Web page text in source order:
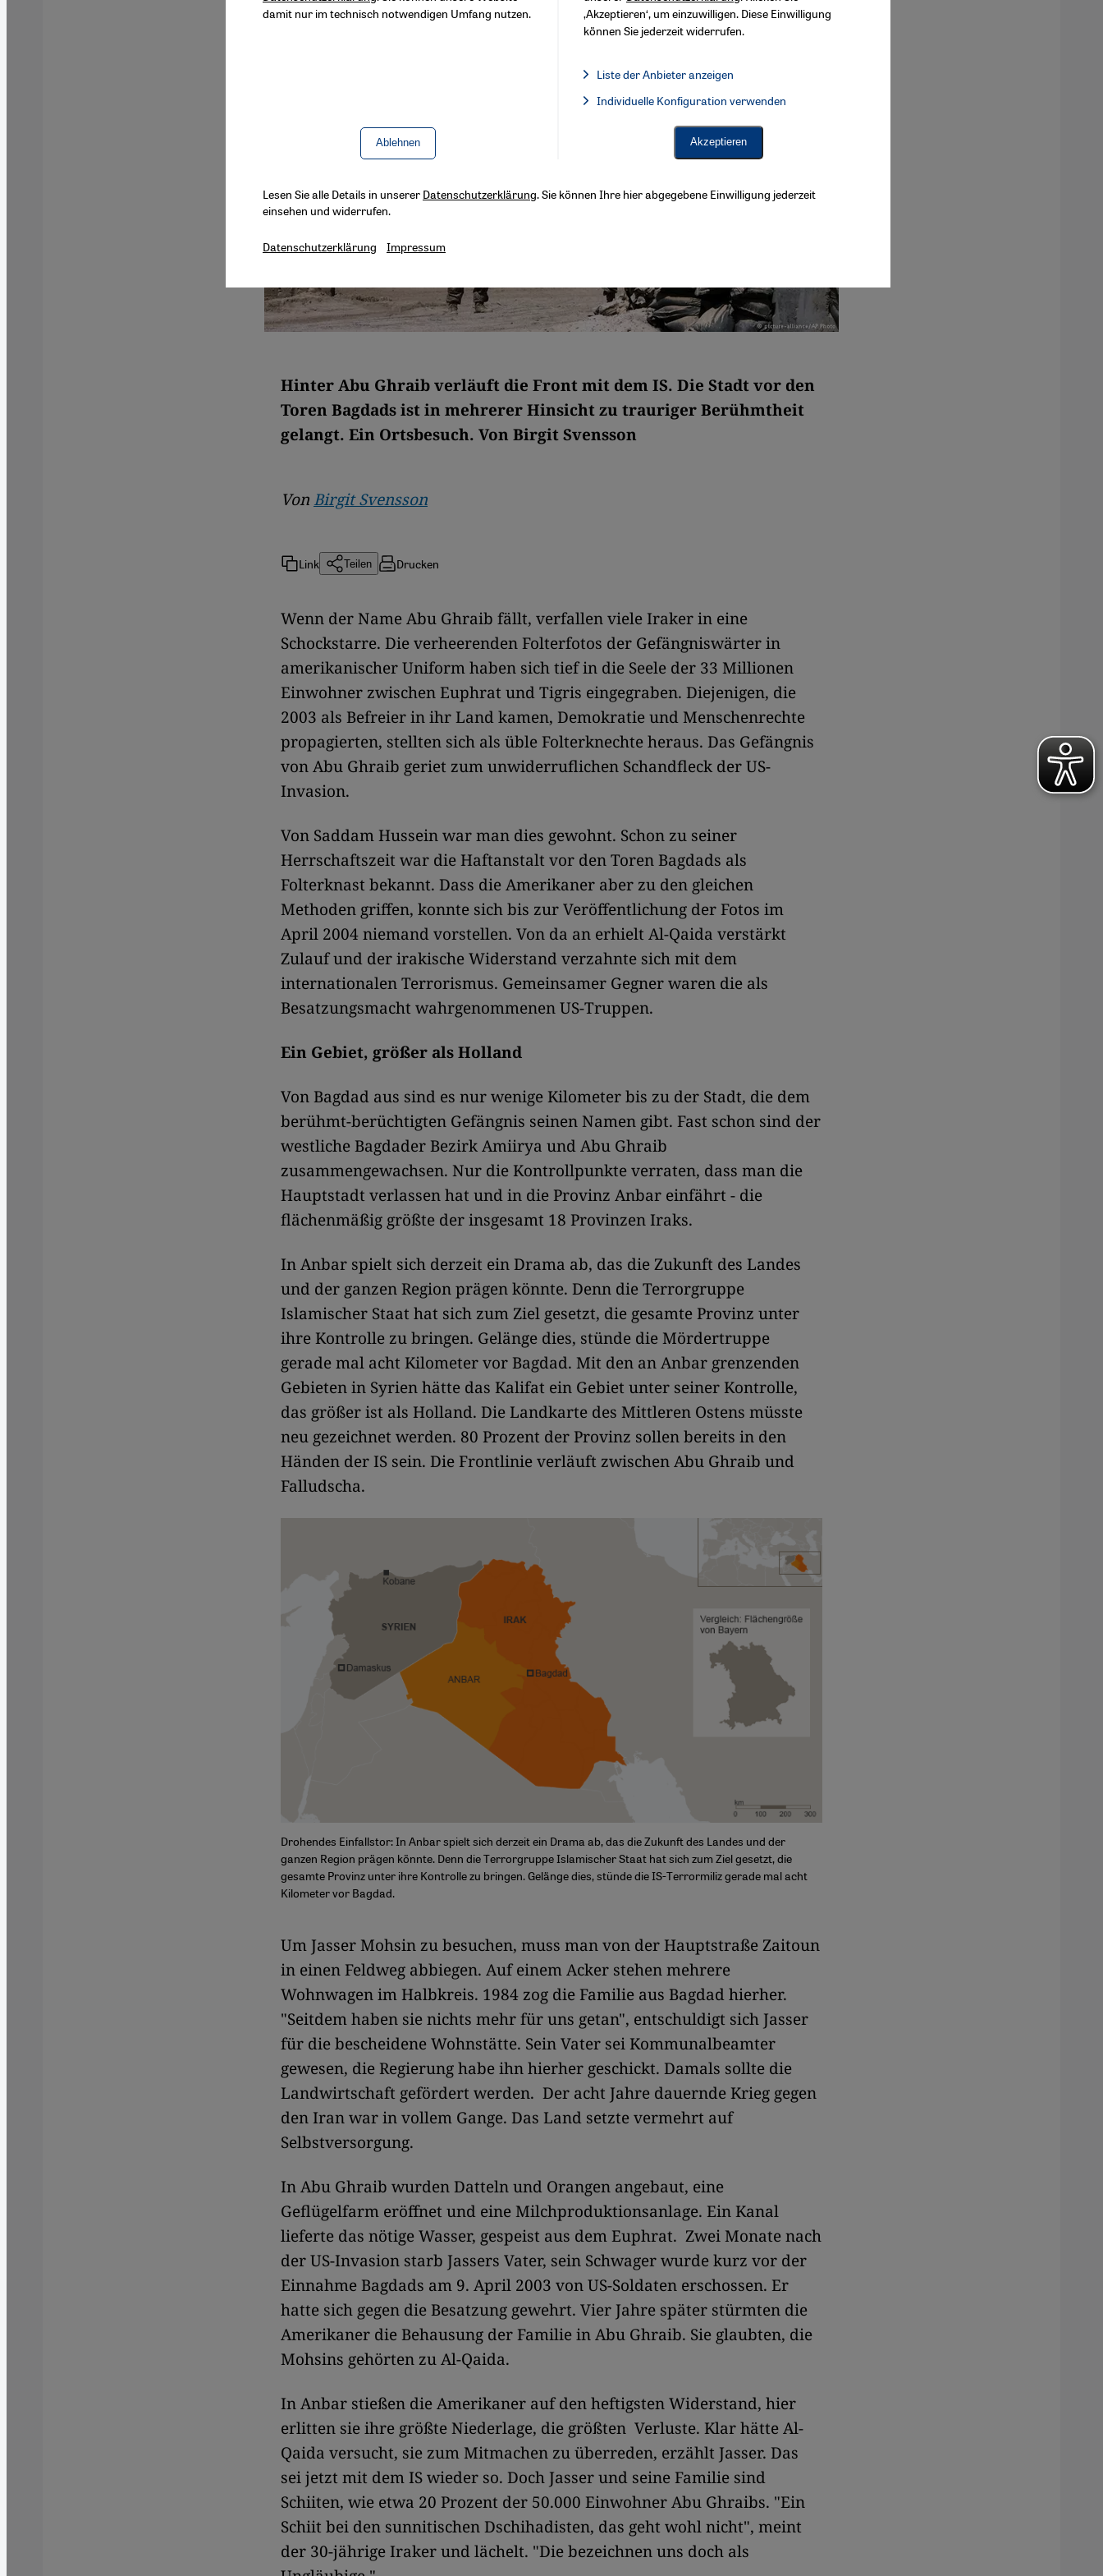
Hinter Abu Ghraib verläuft die Front mit dem IS. Die Stadt vor den
Toren Bagdads ist in mehrerer Hinsicht zu trauriger Berühmtheit
gelangt. Ein Ortsbesuch. Von Birgit Svensson
Von Birgit Svensson
Link Teilen Drucken
Wenn der Name Abu Ghraib fällt, verfallen viele Iraker in eine
Schockstarre. Die verheerenden Folterfotos der Gefängniswärter in
amerikanischer Uniform haben sich tief in die Seele der 33 Millionen
Einwohner zwischen Euphrat und Tigris eingegraben. Diejenigen, die
2003 als Befreier in ihr Land kamen, Demokratie und Menschenrechte
propagierten, stellten sich als üble Folterknechte heraus. Das Gefängnis
von Abu Ghraib geriet zum unwiderruflichen Schandfleck der US-
Invasion.
Von Saddam Hussein war man dies gewohnt. Schon zu seiner
Herrschaftszeit war die Haftanstalt vor den Toren Bagdads als
Folterknast bekannt. Dass die Amerikaner aber zu den gleichen
Methoden griffen, konnte sich bis zur Veröffentlichung der Fotos im
April 2004 niemand vorstellen. Von da an erhielt Al-Qaida verstärkt
Zulauf und der irakische Widerstand verzahnte sich mit dem
internationalen Terrorismus. Gemeinsamer Gegner waren die als
Besatzungsmacht wahrgenommenen US-Truppen.
Ein Gebiet, größer als Holland
Von Bagdad aus sind es nur wenige Kilometer bis zu der Stadt, die dem
berühmt-berüchtigten Gefängnis seinen Namen gibt. Fast schon sind der
westliche Bagdader Bezirk Amiirya und Abu Ghraib
zusammengewachsen. Nur die Kontrollpunkte verraten, dass man die
Hauptstadt verlassen hat und in die Provinz Anbar einfährt - die
flächenmäßig größte der insgesamt 18 Provinzen Iraks.
In Anbar spielt sich derzeit ein Drama ab, das die Zukunft des Landes
und der ganzen Region prägen könnte. Denn die Terrorgruppe
Islamischer Staat hat sich zum Ziel gesetzt, die gesamte Provinz unter
ihre Kontrolle zu bringen. Gelänge dies, stünde die Mördertruppe
gerade mal acht Kilometer vor Bagdad. Mit den an Anbar grenzenden
Gebieten in Syrien hätte das Kalifat ein Gebiet unter seiner Kontrolle,
das größer ist als Holland. Die Landkarte des Mittleren Ostens müsste
neu gezeichnet werden. 80 Prozent der Provinz sollen bereits in den
Händen der IS sein. Die Frontlinie verläuft zwischen Abu Ghraib und
Falludscha.
Drohendes Einfallstor: In Anbar spielt sich derzeit ein Drama ab, das die Zukunft des Landes und der
ganzen Region prägen könnte. Denn die Terrorgruppe Islamischer Staat hat sich zum Ziel gesetzt, die
gesamte Provinz unter ihre Kontrolle zu bringen. Gelänge dies, stünde die IS-Terrormiliz gerade mal acht
Kilometer vor Bagdad.
Um Jasser Mohsin zu besuchen, muss man von der Hauptstraße Zaitoun
in einen Feldweg abbiegen. Auf einem Acker stehen mehrere
Wohnwagen im Halbkreis. 1984 zog die Familie aus Bagdad hierher.
"Seitdem haben sie nichts mehr für uns getan", entschuldigt sich Jasser
für die bescheidene Wohnstätte. Sein Vater sei Kommunalbeamter
gewesen, die Regierung habe ihn hierher geschickt. Damals sollte die
Landwirtschaft gefördert werden. Der acht Jahre dauernde Krieg gegen
den Iran war in vollem Gange. Das Land setzte vermehrt auf
Selbstversorgung.
In Abu Ghraib wurden Datteln und Orangen angebaut, eine
Geflügelfarm eröffnet und eine Milchproduktionsanlage. Ein Kanal
lieferte das nötige Wasser, gespeist aus dem Euphrat. Zwei Monate nach
der US-Invasion starb Jassers Vater, sein Schwager wurde kurz vor der
Einnahme Bagdads am 9. April 2003 von US-Soldaten erschossen. Er
hatte sich gegen die Besatzung gewehrt. Vier Jahre später stürmten die
Amerikaner die Behausung der Familie in Abu Ghraib. Sie glaubten, die
Mohsins gehörten zu Al-Qaida.
In Anbar stießen die Amerikaner auf den heftigsten Widerstand, hier
erlitten sie ihre größte Niederlage, die größten Verluste. Klar hätte Al-
Qaida versucht, sie zum Mitmachen zu überreden, erzählt Jasser. Das
sei jetzt mit dem IS wieder so. Doch Jasser und seine Familie sind
Schiiten, wie etwa 20 Prozent der 50.000 Einwohner Abu Ghraibs. "Ein
Schiit bei den sunnitischen Dschihadisten, das geht wohl nicht", meint
der 30-jährige Iraker und lächelt. "Die bezeichnen uns doch als
damit nur im technisch notwendigen Umfang nutzen.
Ablehnen
‚Akzeptieren‘, um einzuwilligen. Diese Einwilligung
können Sie jederzeit widerrufen.
Liste der Anbieter anzeigen
Facebook Embed / Facebook Connect, Google Maps Embed, Google Tag Manager, Instagram Embed,
Individuelle Konfiguration verwenden
Akzeptieren
Lesen Sie alle Details in unserer Datenschutzerklärung. Sie können Ihre hier abgegebene Einwilligung jederzeit
einsehen und widerrufen.
Datenschutzerklärung Impressum